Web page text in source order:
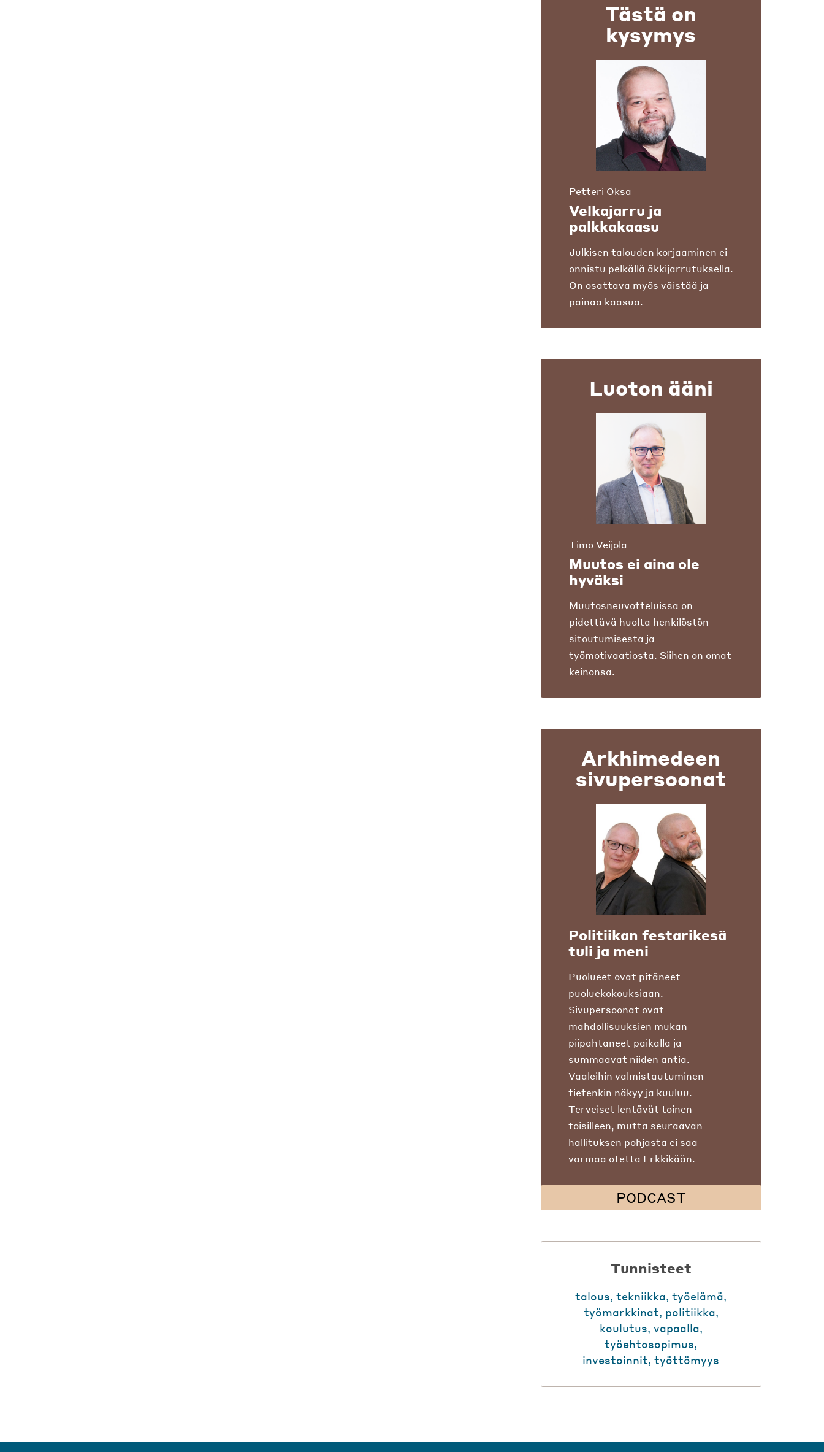
Tästä on
kysymys
Petteri Oksa
Velkajarru ja
palkkakaasu
Julkisen talouden korjaaminen ei
onnistu pelkällä äkkijarrutuksella.
On osattava myös väistää ja
painaa kaasua.
Luoton ääni
Timo Veijola
Muutos ei aina ole
hyväksi
Muutosneuvotteluissa on
pidettävä huolta henkilöstön
sitoutumisesta ja
työmotivaatiosta. Siihen on omat
keinonsa.
Arkhimedeen
sivupersoonat
Politiikan festarikesä
tuli ja meni
Puolueet ovat pitäneet
puoluekokouksiaan.
Sivupersoonat ovat
mahdollisuuksien mukan
piipahtaneet paikalla ja
summaavat niiden antia.
Vaaleihin valmistautuminen
tietenkin näkyy ja kuuluu.
Terveiset lentävät toinen
toisilleen, mutta seuraavan
hallituksen pohjasta ei saa
varmaa otetta Erkkikään.
PODCAST
Tunnisteet
talous,tekniikka,työelämä,
työmarkkinat, politiikka,
koulutus, vapaalla,
työehtosopimus,
investoinnit,työttömyys